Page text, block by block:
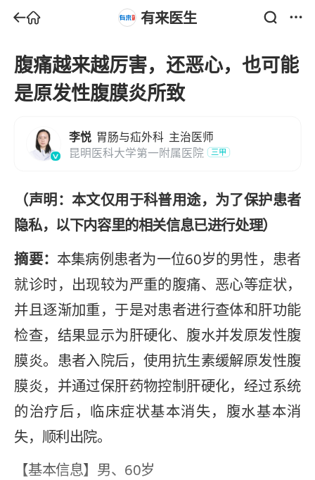
有来医生
腹痛越来越厉害，还恶心，也可能
是原发性腹膜炎所致
李悦 胃肠与疝外科 主治医师
昆明医科大学第一附属医院
三甲
（声明：本文仅用于科普用途，为了保护患者
隐私，以下内容里的相关信息已进行处理）
摘要： 本集病例患者为一位60岁的男性，患者
就诊时，出现较为严重的腹痛、恶心等症状，
并且逐渐加重，于是对患者进行查体和肝功能
检查，结果显示为肝硬化、腹水并发原发性腹
膜炎。患者入院后，使用抗生素缓解原发性腹
膜炎，并通过保肝药物控制肝硬化，经过系统
的治疗后，临床症状基本消失，腹水基本消
失，顺利出院。
【基本信息】男、60岁